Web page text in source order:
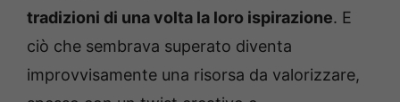
tradizioni di una volta la loro ispirazione. E
ciò che sembrava superato diventa
improvvisamente una risorsa da valorizzare,